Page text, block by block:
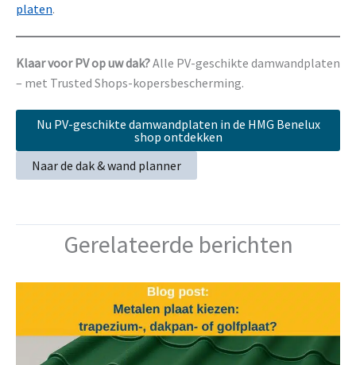
platen.
Klaar voor PV op uw dak?Alle PV-geschikte damwandplaten
– met Trusted Shops-kopersbescherming.
Nu PV-geschikte damwandplaten in de HMG Benelux
shop ontdekken
Naar de dak & wand planner
Gerelateerde berichten